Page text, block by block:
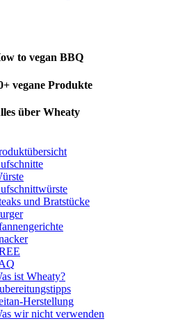
to vegan BBQ
vegane Produkte
über Wheaty
und Bratstücke
ist Wheaty?
Herstellung
wir nicht verwenden